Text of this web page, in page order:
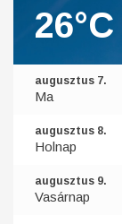
26°C
augusztus 7.
Ma
augusztus 8.
Holnap
augusztus 9.
Vasárnap